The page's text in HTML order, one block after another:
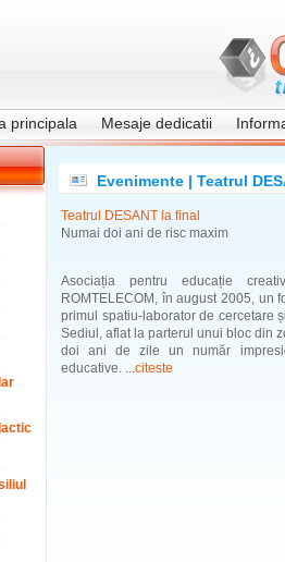
principala Mesaje dedicatii
Evenimente | Teatrul
Teatrul DESANT la final
Numai doi ani de risc maxim
Asociația pentru educație
ROMTELECOM, în august 2005, un
primul spatiu-laborator de cercetare
Sediul, aflat la parterul unui bloc din
doi ani de zile un număr
educative. ...citeste